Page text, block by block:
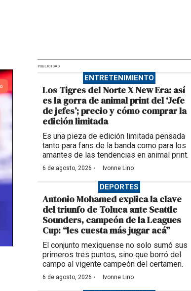
PUBLICIDAD
ENTRETENIMIENTO
Los Tigres del Norte X New Era: así
es la gorra de animal print del ‘Jefe
de jefes’; precio y cómo comprar la
edición limitada
Es una pieza de edición limitada pensada
tanto para fans de la banda como para los
amantes de las tendencias en animal print.
6 de agosto, 2026 · Ivonne Lino
DEPORTES
Antonio Mohamed explica la clave
del triunfo de Toluca ante Seattle
Sounders, campeón de la Leagues
Cup: “les cuesta más jugar acá”
El conjunto mexiquense no solo sumó sus
primeros tres puntos, sino que borró del
campo al vigente campeón del certamen.
6 de agosto, 2026 · Ivonne Lino